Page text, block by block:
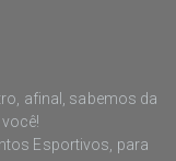
afinal, sabemos da
Esportivos, para